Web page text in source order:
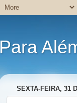
Para
SEXTA-FEIRA, 31